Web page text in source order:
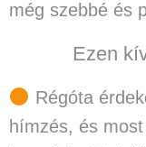
még szebbé és
Ezen
Régóta
hímzés, és